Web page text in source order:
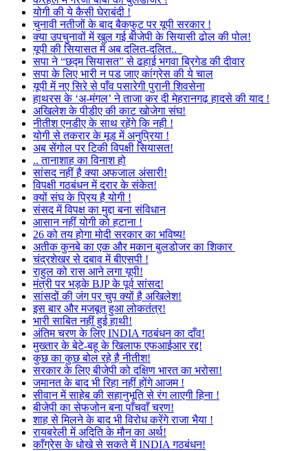
योगी की ये कैसी घेराबंदी !
चुनावी नतीजों के बाद बैकफुट पर यूपी सरकार !
क्या उपचुनावों में खुल गई बीजेपी के सियासी ढोल की पोल!
यूपी की सियासत में अब दलित-दलित..
सपा ने “छद्म सियासत” से ढहाई भगवा ब्रिगेड की दीवार
सपा के लिए भारी न पड जाए कांग्रेस की ये चाल
यूपी में नए सिरे से पाँव पसारेगी पुरानी शिवसेना
हाथरस के ‘अ-मंगल’ ने ताजा कर दी मेहरानगढ़ हादसे की याद !
अखिलेश के पीडीए की काट खोजेगा संघ!
नीतीश एनडीए के साथ रहेंगे कि नही !
योगी से तकरार के मूड में अनुप्रिया !
अब सेंगोल पर टिकी विपक्षी सियासत!
.. तानाशाह का विनाश हो
सांसद नहीं है क्या अफजाल अंसारी!
विपक्षी गठबंधन में दरार के संकेत!
क्यों संघ के प्रिय है योगी !
संसद में विपक्ष का मुद्दा बना संविधान
आसान नहीं योगी को हटाना !
26 को तय होगा मोदी सरकार का भविष्य!
अतीक कुनबे का एक और मकान बुलडोजर का शिकार
चंद्रशेखर से दबाव में बीएसपी !
राहुल को रास आने लगा यूपी!
मंत्री पर भड़के BJP के पूर्व सांसद!
सांसदों की जंग पर चुप क्यों है अखिलेश!
इस बार और मजबूत हुआ लोकतंत्र!
भारी साबित नहीं हुई हाथी!
अंतिम चरण के लिए INDIA गठबंधन का दाँव!
मुख्तार के बेटे-बहू के खिलाफ एफआईआर रद्द!
कुछ का कुछ बोल रहे है नीतीश!
सरकार के लिए बीजेपी को दक्षिण भारत का भरोसा!
जमानत के बाद भी रिहा नहीं होंगे आजम !
सीवान में साहेब की सहानुभूति से रंग लाएगी हिना !
बीजेपी का सेफजोन बना पाँचवाँ चरण!
शाह से मिलने के बाद भी विरोध करेंगे राजा भैया !
रायबरेली में अदिति के मौन का अर्थ!
काँग्रेस के धोखे से सकते में INDIA गठबंधन!